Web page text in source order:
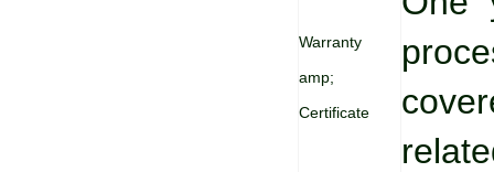
Warranty
amp;
Certificate